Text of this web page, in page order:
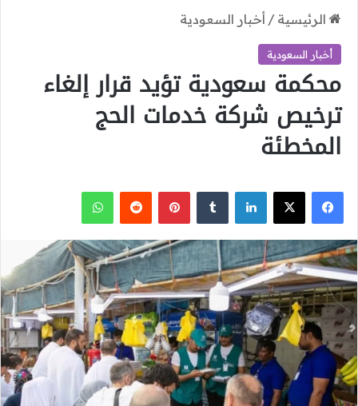
الرئيسية / أخبار السعودية
أخبار السعودية
محكمة سعودية تؤيد قرار إلغاء
ترخيص شركة خدمات الحج
المخطئة
فيسبوك
‫X لينكدإن بينتيريست واتساب